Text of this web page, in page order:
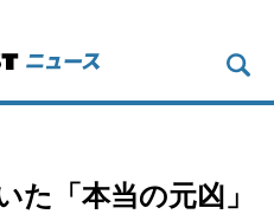
た「本当の元凶」